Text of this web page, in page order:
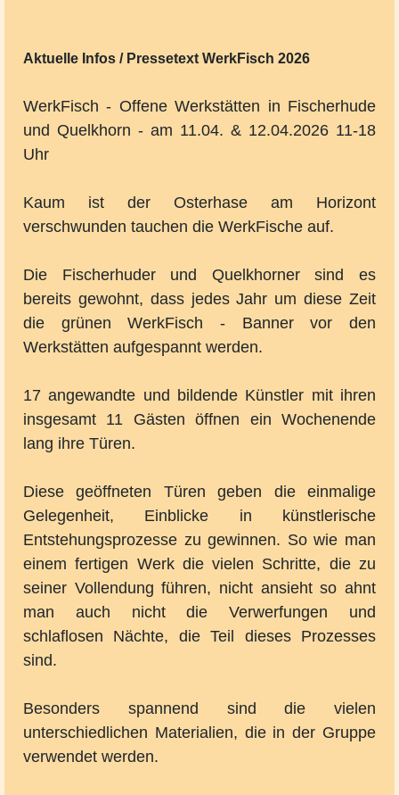
Aktuelle Infos / Pressetext WerkFisch 2026
WerkFisch - Offene Werkstätten in Fischerhude
und Quelkhorn - am 11.04. & 12.04.2026 11-18
Uhr
Kaum ist der Osterhase am Horizont
verschwunden tauchen die WerkFische auf.
Die Fischerhuder und Quelkhorner sind es
bereits gewohnt, dass jedes Jahr um diese Zeit
die grünen WerkFisch - Banner vor den
Werkstätten aufgespannt werden.
17 angewandte und bildende Künstler mit ihren
insgesamt 11 Gästen öffnen ein Wochenende
lang ihre Türen.
Diese geöffneten Türen geben die einmalige
Gelegenheit, Einblicke in künstlerische
Entstehungsprozesse zu gewinnen. So wie man
einem fertigen Werk die vielen Schritte, die zu
seiner Vollendung führen, nicht ansieht so ahnt
man auch nicht die Verwerfungen und
schlaflosen Nächte, die Teil dieses Prozesses
sind.
Besonders spannend sind die vielen
unterschiedlichen Materialien, die in der Gruppe
verwendet werden.